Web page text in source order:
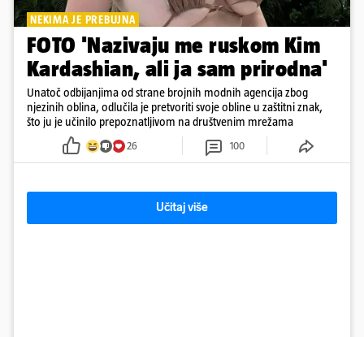
NEKIMA JE PREBUJNA
FOTO 'Nazivaju me ruskom Kim
Kardashian, ali ja sam prirodna'
Unatoč odbijanjima od strane brojnih modnih agencija zbog
njezinih oblina, odlučila je pretvoriti svoje obline u zaštitni znak,
što ju je učinilo prepoznatljivom na društvenim mrežama
26 100
Učitaj više